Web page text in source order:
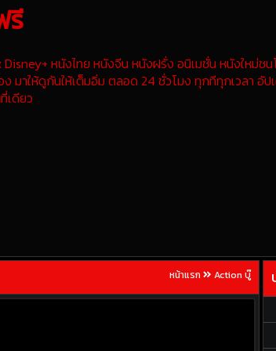
รี
หนังไทย หนังจีน หนังฝรั่ง อนิเมชั่น หนังใหม่ชน
มาให้ดูกันให้เต็มอิ่ม ตลอด 24 ชั่วโมง ทุกทีทุกเวลา อัป
เดียว
หน้าแรก Action บู๊